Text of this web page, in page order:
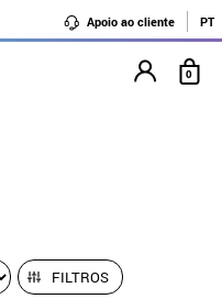
Apoio ao cliente PT
0
FILTROS